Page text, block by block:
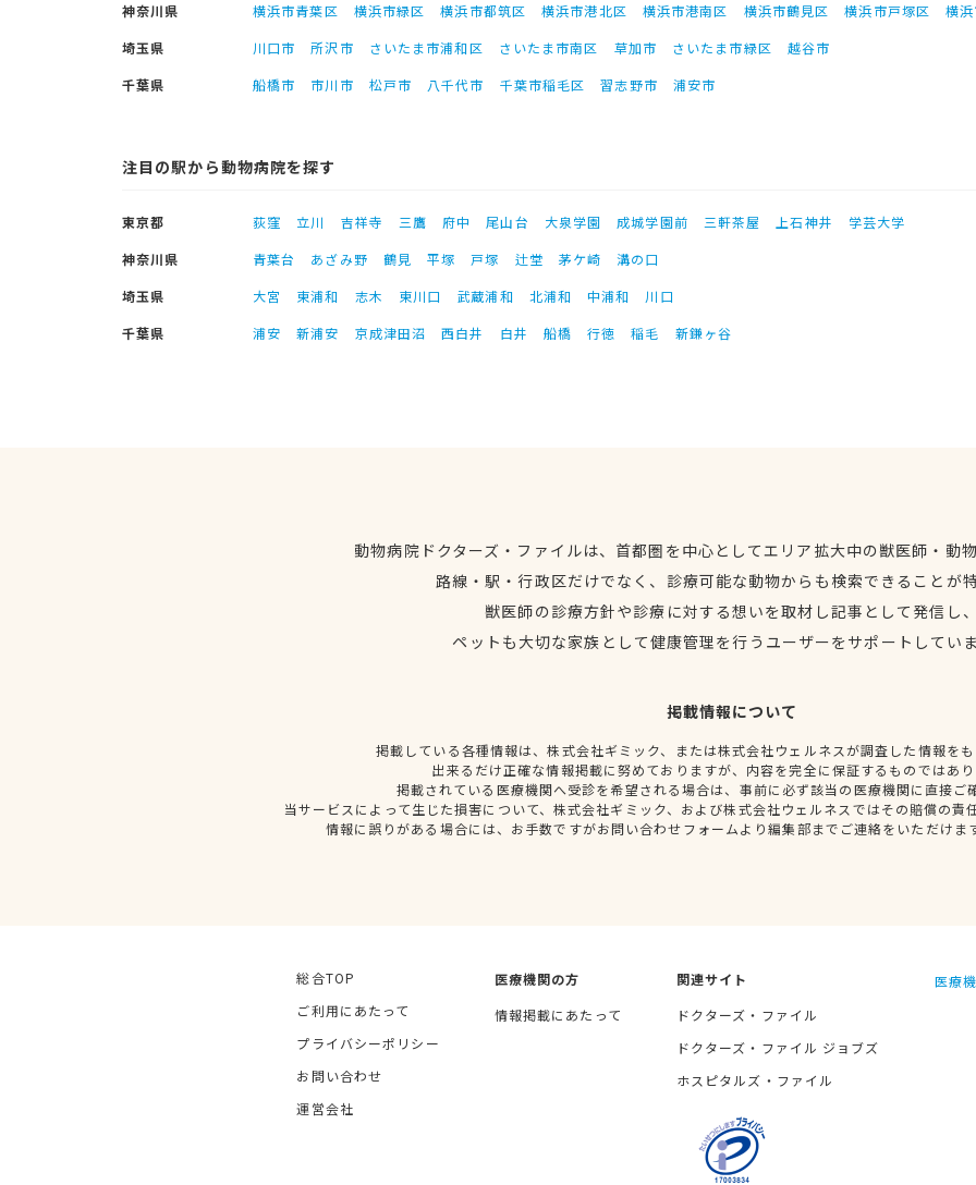
神奈川県
横浜市青葉区 横浜市緑区 横浜市都筑区 横浜市港北区 横浜市港南区 横浜市鶴見区 横浜市戸塚区
横
埼玉県
川口市 所沢市 さいたま市浦和区 さいたま市南区 草加市 さいたま市緑区
越谷市
千葉県
船橋市 市川市 松戸市 八千代市 千葉市稲毛区 習志野市 浦安市
注目の駅から動物病院を探す
東京都 荻窪 立川 吉祥寺 三鷹 府中 尾山台 大泉学園 成城学園前 三軒茶屋 上石神井
学芸大学
神奈川県
青葉台 あざみ野 鶴見 平塚 戸塚 辻堂 茅ケ崎
溝の口
埼玉県
大宮 東浦和 志木 東川口 武蔵浦和 北浦和 中浦和
川口
千葉県
浦安 新浦安 京成津田沼 西白井 白井 船橋 行徳 稲毛 新鎌ヶ谷
動物病院ドクターズ・ファイルは、首都圏を中心としてエリア拡大中の獣医師・動
路線・駅・行政区だけでなく、診療可能な動物からも検索できることが
獣医師の診療方針や診療に対する想いを取材し記事として発信し
ペットも大切な家族として健康管理を行うユーザーをサポートしてい
掲載情報について
掲載している各種情報は、株式会社ギミック、または株式会社ウェルネスが調査した情報を
出来るだけ正確な情報掲載に努めておりますが、内容を完全に保証するものではあ
掲載されている医療機関へ受診を希望される場合は、事前に必ず該当の医療機関に直接ご
当サービスによって生じた損害について、株式会社ギミック、および株式会社ウェルネスではその賠償の責
情報に誤りがある場合には、お手数ですがお問い合わせフォームより編集部までご連絡をいただけま
総合TOP
ご利用にあたって
プライバシーポリシー
お問い合わせ
運営会社
医療機関の方
情報掲載にあたって
関連サイト
ドクターズ・ファイル
ドクターズ・ファイル ジョブズ
ホスピタルズ・ファイル
医療